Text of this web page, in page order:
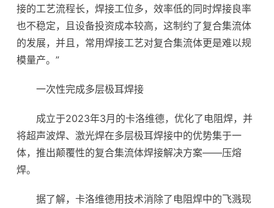
接的工艺流程长，焊接工位多，效率低的同时焊接良率
也不稳定，且设备投资成本较高，这制约了复合集流体
的发展，并且，常用焊接工艺对复合集流体更是难以规
模量产。”
一次性完成多层极耳焊接
成立于2023年3月的卡洛维德，优化了电阻焊，并
将超声波焊、激光焊在多层极耳焊接中的优势集于一
体，推出颠覆性的复合集流体焊接解决方案——压熔
焊。
据了解，卡洛维德用技术消除了电阻焊中的飞溅现